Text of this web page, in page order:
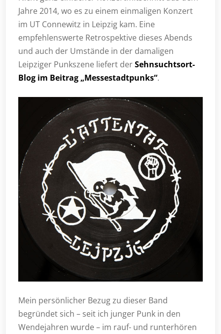
Jahre 2014, wo es zu einem einmaligen Konzert
im UT Connewitz in Leipzig kam. Eine
empfehlenswerte Retrospektive dieses Abends
und auch der Umstände in der damaligen
Leipziger Punkszene liefert derSehnsuchtsort-
Blog im Beitrag „Messestadtpunks“.
Mein persönlicher Bezug zu dieser Band
begründet sich – seit ich junger Punk in den
Wendejahren wurde – im rauf- und runterhören